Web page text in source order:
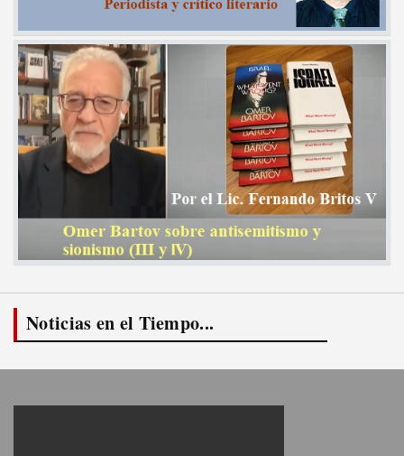
Noticias en el Tiempo...